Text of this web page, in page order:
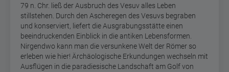
79 n. Chr. ließ der Ausbruch des Vesuv alles Leben
stillstehen. Durch den Ascheregen des Vesuvs begraben
und konserviert, liefert die Ausgrabungsstätte einen
beeindruckenden Einblick in die antiken Lebensformen.
Nirgendwo kann man die versunkene Welt der Römer so
erleben wie hier! Ärchäologische Erkundungen wechseln mit
Ausflügen in die paradiesische Landschaft am Golf von